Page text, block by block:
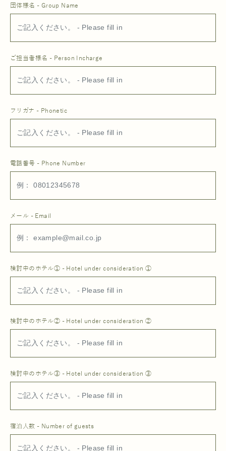
団体様名 - Group Name
ご担当者様名 - Person Incharge
フリガナ - Phonetic
電話番号 - Phone Number
メール - Email
検討中のホテル① - Hotel under consideration ①
検討中のホテル② - Hotel under consideration ②
検討中のホテル③ - Hotel under consideration ③
宿泊人数 - Number of guests